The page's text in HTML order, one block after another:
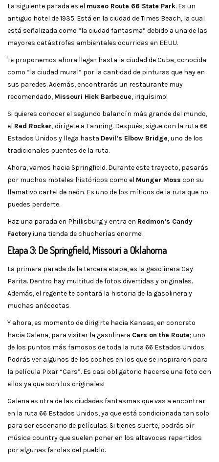
La siguiente parada es el museo Route 66 State Park. Es un
antiguo hotel de 1935. Está en la ciudad de Times Beach, la cual
está señalizada como “la ciudad fantasma” debido a una de las
mayores catástrofes ambientales ocurridas en EE.UU.
Te proponemos ahora llegar hasta la ciudad de Cuba, conocida
como “la ciudad mural” por la cantidad de pinturas que hay en
sus paredes. Además, encontrarás un restaurante muy
recomendado, Missouri Hick Barbecue, ¡riquísimo!
Si quieres conocer el segundo balancín más grande del mundo,
el Red Rocker, dirígete a Fanning. Después, sigue con la ruta 66
Estados Unidos y llega hasta Devil’s Elbow Bridge, uno de los
tradicionales puentes de la ruta.
Ahora, vamos hacia Springfield. Durante este trayecto, pasarás
por muchos moteles históricos como el Munger Moss con su
llamativo cartel de neón. Es uno de los míticos de la ruta que no
puedes perderte.
Haz una parada en Phillisburg y entra en Redmon’s Candy
Factory¡una tienda de chucherías enorme!
Etapa 3: De Springfield, Missouri a Oklahoma
La primera parada de la tercera etapa, es la gasolinera Gay
Parita. Dentro hay multitud de fotos divertidas y originales.
Además, el regente te contará la historia de la gasolinera y
muchas anécdotas.
Y ahora, es momento de dirigirte hacia Kansas, en concreto
hacia Galena, para visitar la gasolinera Cars on the Route; uno
de los puntos más famosos de toda la ruta 66 Estados Unidos.
Podrás ver algunos de los coches en los que se inspiraron para
la película Pixar “Cars”. Es casi obligatorio hacerse una foto con
ellos ya que ¡son los originales!
Galena es otra de las ciudades fantasmas que vas a encontrar
en la ruta 66 Estados Unidos, ya que está condicionada tan solo
para ser escenario de películas. Si tienes suerte, podrás oír
música country que suelen poner en los altavoces repartidos
por algunas farolas del pueblo.